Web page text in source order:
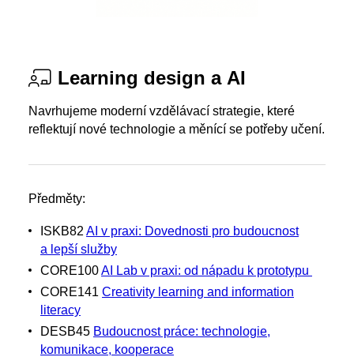
Learning design a AI
Navrhujeme moderní vzdělávací strategie, které
reflektují nové technologie a měnící se potřeby učení.
Předměty:
ISKB82 AI v praxi: Dovednosti pro budoucnost
a lepší služby
CORE100AI Lab v praxi: od nápadu k prototypu​
CORE141 Creativity learning and information
literacy
DESB45 Budoucnost práce: technologie,
komunikace, kooperace